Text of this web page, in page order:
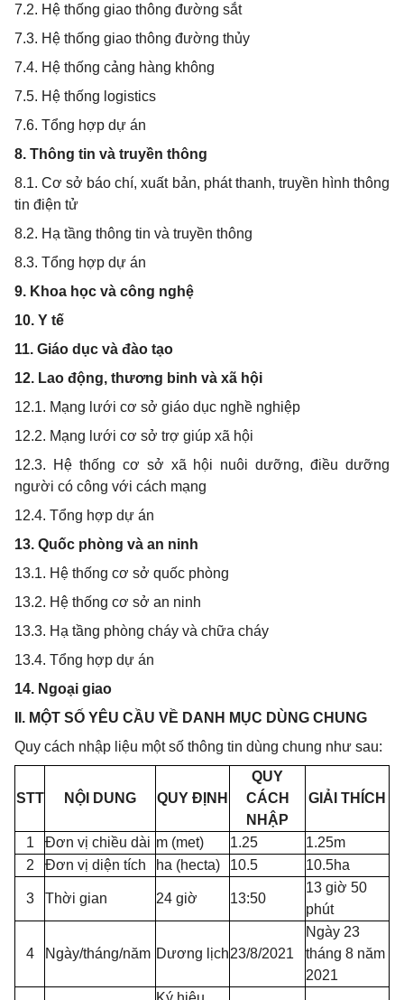
7.2. Hệ thống giao thông đường sắt
7.3. Hệ thống giao thông đường thủy
7.4. Hệ thống cảng hàng không
7.5. Hệ thống logistics
7.6. Tổng hợp dự án
8. Thông tin và truyền thông
8.1. Cơ sở báo chí, xuất bản, phát thanh, truyền hình thông
tin điện tử
8.2. Hạ tầng thông tin và truyền thông
8.3. Tổng hợp dự án
9. Khoa học và công nghệ
10. Y tế
11. Giáo dục và đào tạo
12. Lao động, thương binh và xã hội
12.1. Mạng lưới cơ sở giáo dục nghề nghiệp
12.2. Mạng lưới cơ sở trợ giúp xã hội
12.3. Hệ thống cơ sở xã hội nuôi dưỡng, điều dưỡng
người có công với cách mạng
12.4. Tổng hợp dự án
13. Quốc phòng và an ninh
13.1. Hệ thống cơ sở quốc phòng
13.2. Hệ thống cơ sở an ninh
13.3. Hạ tầng phòng cháy và chữa cháy
13.4. Tổng hợp dự án
14. Ngoại giao
II. MỘT SỐ YÊU CẦU VỀ DANH MỤC DÙNG CHUNG
Quy cách nhập liệu một số thông tin dùng chung như sau:
STT NỘI DUNG QUY ĐỊNH
QUY
CÁCH
NHẬP
GIẢI THÍCH
1 Đơn vị chiều dài m (met) 1.25
1.25m
2
Đơn vị diện tích ha (hecta) 10.5 10.5ha
3 Thời gian 24 giờ 13:50
13 giờ 50
phút
4 Ngày/tháng/năm Dương lịch23/8/2021
Ngày 23
tháng 8 năm
2021